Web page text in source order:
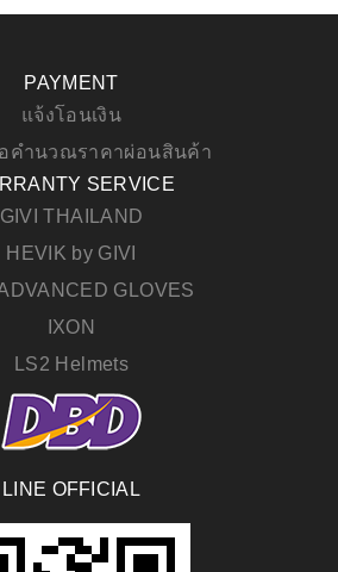
PAYMENT
แจ้งโอนเงิน
อคำนวณราคาผ่อนสินค้า
SERVICE
GIVI THAILAND
HEVIK by GIVI
GLOVES
IXON
LS2 Helmets
LINE OFFICIAL